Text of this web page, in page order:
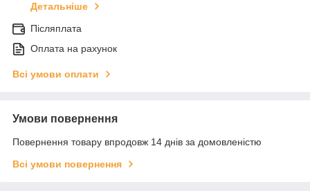
Детальніше
Післяплата
Оплата на рахунок
Всі умови оплати
Умови повернення
Повернення товару впродовж 14 днів за домовленістю
Всі умови повернення